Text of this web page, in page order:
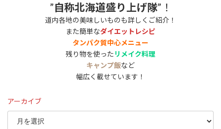
”自称北海道盛り上げ隊”！
道内各地の美味しいものも詳しくご紹介！
また簡単なダイエットレシピ
タンパク質中心メニュー
残り物を使った リメイク料理
キャンプ飯など
幅広く載せています！
アーカイブ